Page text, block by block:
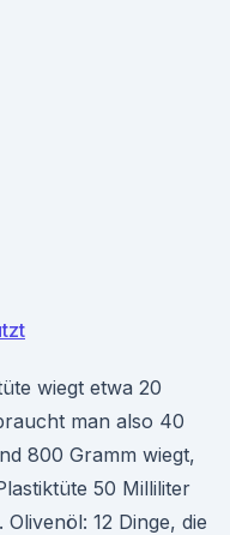
wiegt etwa 20
man also 40
800 Gramm wiegt,
50 Milliliter
12 Dinge, die